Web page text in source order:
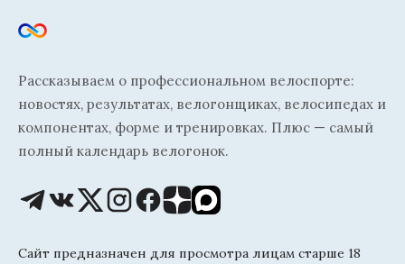
Рассказываем о профессиональном велоспорте:
новостях, результатах, велогонщиках, велосипедах и
компонентах, форме и тренировках. Плюс — самый
полный календарь велогонок.
Сайт предназначен для просмотра лицам старше 18